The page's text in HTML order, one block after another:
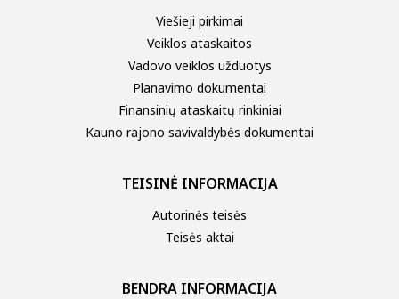
Viešieji pirkimai
Veiklos ataskaitos
Vadovo veiklos užduotys
Planavimo dokumentai
Finansinių ataskaitų rinkiniai
Kauno rajono savivaldybės dokumentai
TEISINĖ INFORMACIJA
Autorinės teisės
Teisės aktai
BENDRA INFORMACIJA